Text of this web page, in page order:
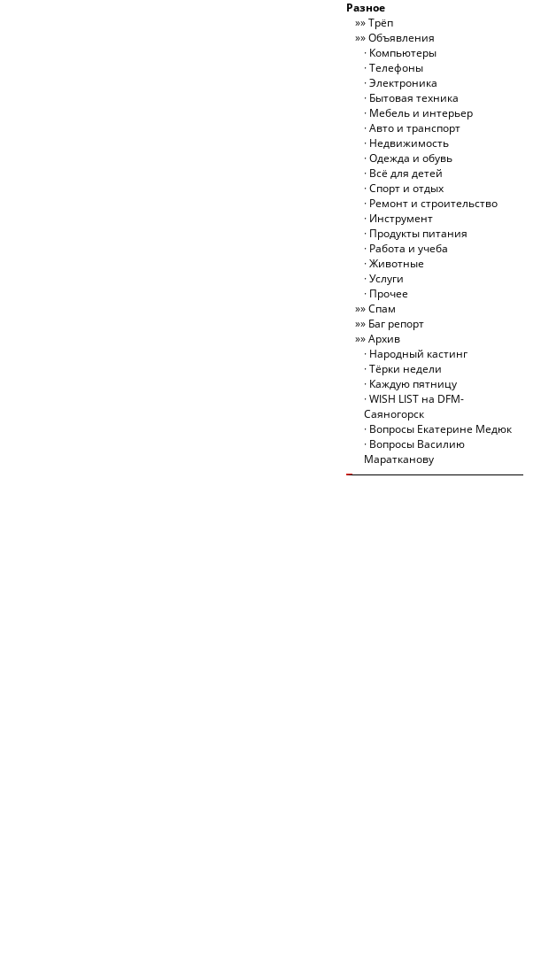
Разное
Трёп
Объявления
Компьютеры
Телефоны
Электроника
Бытовая техника
Мебель и интерьер
Авто и транспорт
Недвижимость
Одежда и обувь
Всё для детей
Спорт и отдых
Ремонт и строительство
Инструмент
Продукты питания
Работа и учеба
Животные
Услуги
Прочее
Спам
Баг репорт
Архив
Народный кастинг
Тёрки недели
Каждую пятницу
WISH LIST на DFM-
Саяногорск
Вопросы Екатерине Медюк
Вопросы Василию
Маратканову